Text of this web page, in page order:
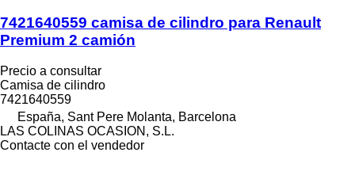
7421640559 camisa de cilindro para Renault
Premium 2 camión
Precio a consultar
Camisa de cilindro
7421640559
España, Sant Pere Molanta, Barcelona
LAS COLINAS OCASION, S.L.
Contacte con el vendedor